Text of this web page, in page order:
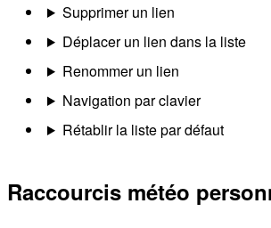
Supprimer un lien
Déplacer un lien dans la liste
Renommer un lien
Navigation par clavier
Rétablir la liste par défaut
Raccourcis météo